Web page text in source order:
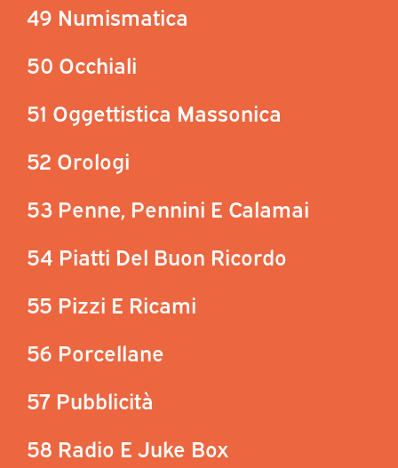
49 Numismatica
50 Occhiali
51 Oggettistica Massonica
52 Orologi
53 Penne, Pennini E Calamai
54 Piatti Del Buon Ricordo
55 Pizzi E Ricami
56 Porcellane
57 Pubblicità
58 Radio E Juke Box